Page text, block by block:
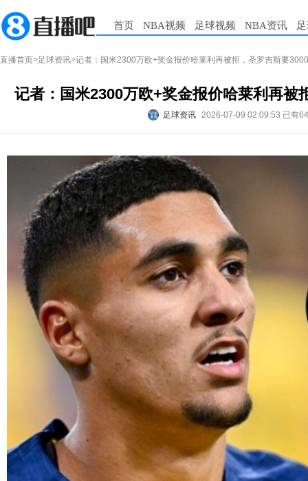
首页 NBA视频 足球视频 NBA资讯
直播首页>足球资讯>记者：国米2300万欧+奖金报价哈莱利再被拒，圣罗吉斯要
记者：国米2300万欧+奖金报价哈莱利再被
足球资讯 2026-07-09 02:09:53 已有